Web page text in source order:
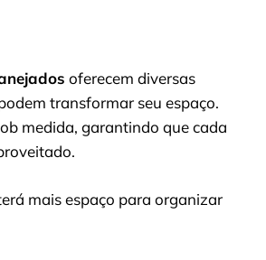
oferecem diversas
transformar seu espaço.
medida, garantindo que cada
mais espaço para organizar